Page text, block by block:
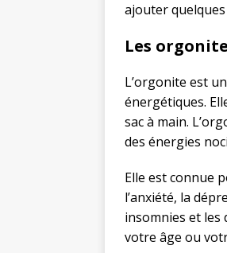
ajouter
Les
L’orgonite est
énergétiques.
sac à main.
des énergies
Elle est connue
l’anxiété, la
insomnies et les
votre âge ou